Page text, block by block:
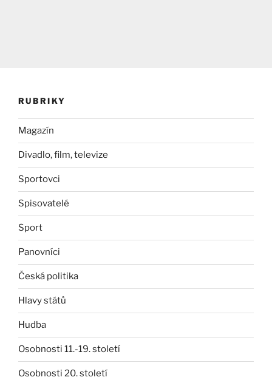
RUBRIKY
Magazín
Divadlo, film, televize
Sportovci
Spisovatelé
Sport
Panovníci
Česká politika
Hlavy států
Hudba
Osobnosti 11.-19. století
Osobnosti 20. století